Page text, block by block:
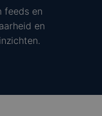
feeds en
en